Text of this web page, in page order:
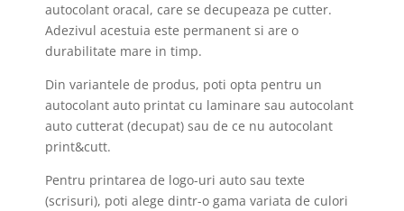
autocolant oracal, care se decupeaza pe cutter.
Adezivul acestuia este permanent si are o
durabilitate mare in timp.
Din variantele de produs, poti opta pentru un
autocolant auto printat cu laminare sau autocolant
auto cutterat (decupat) sau de ce nu autocolant
print&cutt.
Pentru printarea de logo-uri auto sau texte
(scrisuri), poti alege dintr-o gama variata de culori